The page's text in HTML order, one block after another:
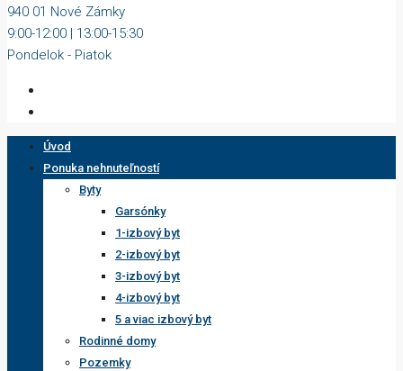
940 01 Nové Zámky
9:00-12:00 | 13:00-15:30
Pondelok - Piatok
Úvod
Ponuka nehnuteľností
Byty
Garsónky
1-izbový byt
2-izbový byt
3-izbový byt
4-izbový byt
5 a viac izbový byt
Rodinné domy
Pozemky